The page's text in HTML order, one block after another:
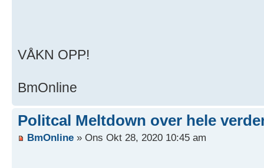
VÅKN OPP!
BmOnline
Politcal Meltdown over hele
BmOnline » Ons Okt 28, 2020 10:45 am